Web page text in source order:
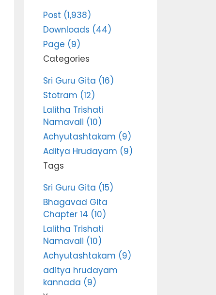
Post (1,938)
Downloads (44)
Page (9)
Categories
Sri Guru Gita (16)
Stotram (12)
Lalitha Trishati
Namavali (10)
Achyutashtakam (9)
Aditya Hrudayam (9)
Tags
Sri Guru Gita (15)
Bhagavad Gita
Chapter 14 (10)
Lalitha Trishati
Namavali (10)
Achyutashtakam (9)
aditya hrudayam
kannada (9)